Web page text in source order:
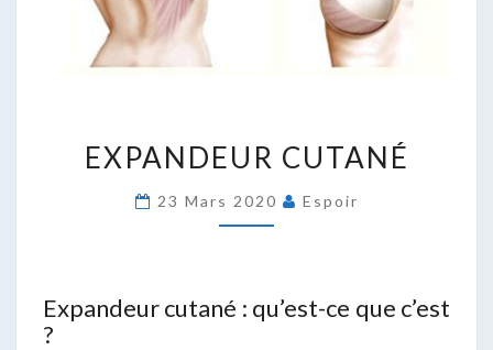
CUTANÉ
EXPANDEUR CUTANÉ
23 Mars 2020 Espoir
Expandeur cutané : qu’est-ce que c’est
?